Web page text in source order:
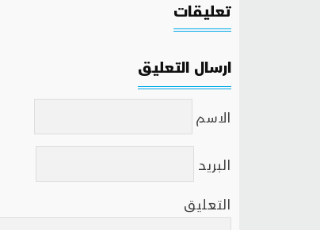
تعليقات
ارسال التعليق
الاسم
البريد
التعليق